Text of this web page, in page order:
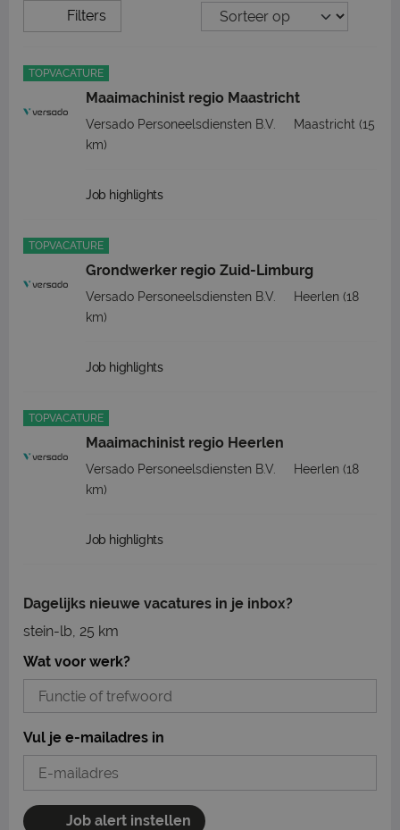
Filters
TOPVACATURE
Maaimachinist regio Maastricht
Versado Personeelsdiensten B.V. Maastricht (15
km)
Job highlights
TOPVACATURE
Grondwerker regio Zuid-Limburg
Versado Personeelsdiensten B.V. Heerlen (18
km)
Job highlights
TOPVACATURE
Maaimachinist regio Heerlen
Versado Personeelsdiensten B.V. Heerlen (18
km)
Job highlights
Dagelijks nieuwe vacatures in je inbox?
stein-lb, 25 km
Wat voor werk?
Vul je e-mailadres in
Job alert instellen